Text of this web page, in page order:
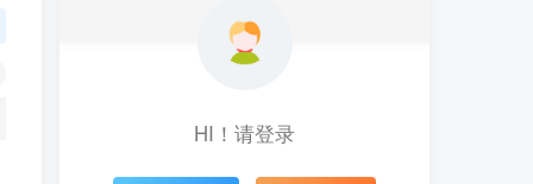
HI！请登录